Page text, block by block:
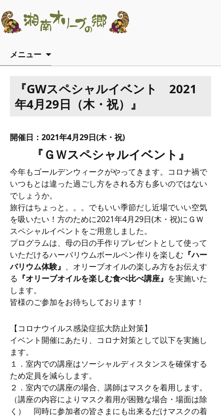
メニュー
『GWスペシャルイベント 2021
年4月29日（木・祝）』
開催日：2021年4月29日(木・祝)
『ＧＷスペシャルイベント』
今年もゴールデンウィークがやってきます。コロナ禍で
いつもとは違った過ごし方をされる方も多いのではない
でしょうか。
旅行はちょっと。。。でもいい季節だし近場でいい空気
を吸いたい！方のために2021年4月29日(木・祝)にＧＷ
スペシャルイベントをご用意しました。
プログラムは、母の日の手作りプレゼントとして使って
いただけるハーバリウムボールペン作りを楽しむ 『ハー
バリウム体験』 、オリーブオイルの楽しみ方をお伝えす
る 『オリーブオイルを楽しむ食べ比べ講座』 を実施いた
します。
皆様のご参加をお待ちしております！
【コロナウイルス感染症拡大防止対策】
イベント開催にあたり、コロナ対策として以下を実施し
ます。
１．室内での講座はソーシャルディスタンスを確保する
ため定員を減らします。
２．室内での講座の場合、講師はマスクを着用します。
（講座の内容によりマスク着用が困難な場合・場面は除
く） 同時に参加者の皆さまにも出来るだけマスクの着